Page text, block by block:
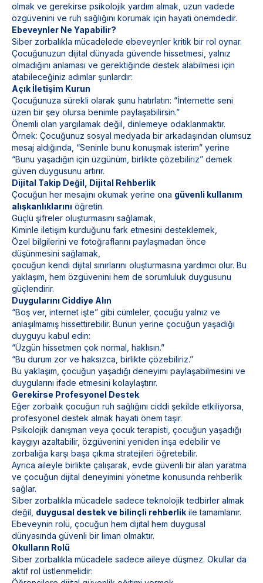
olmak ve gerekirse psikolojik yardım almak, uzun vadede
özgüvenini ve ruh sağlığını korumak için hayati önemdedir.
Ebeveynler Ne Yapabilir?
Siber zorbalıkla mücadelede ebeveynler kritik bir rol oynar.
Çocuğunuzun dijital dünyada güvende hissetmesi, yalnız
olmadığını anlaması ve gerektiğinde destek alabilmesi için
atabileceğiniz adımlar şunlardır:
Açık İletişim Kurun
Çocuğunuza sürekli olarak şunu hatırlatın: “İnternette seni
üzen bir şey olursa benimle paylaşabilirsin.”
Önemli olan yargılamak değil, dinlemeye odaklanmaktır.
Örnek: Çocuğunuz sosyal medyada bir arkadaşından olumsuz
mesaj aldığında, “Seninle bunu konuşmak isterim” yerine
“Bunu yaşadığın için üzgünüm, birlikte çözebiliriz” demek
güven duygusunu artırır.
Dijital Takip Değil, Dijital Rehberlik
Çocuğun her mesajını okumak yerine ona güvenli kullanım
alışkanlıklarını öğretin.
Güçlü şifreler oluşturmasını sağlamak,
Kiminle iletişim kurduğunu fark etmesini desteklemek,
Özel bilgilerini ve fotoğraflarını paylaşmadan önce
düşünmesini sağlamak,
çocuğun kendi dijital sınırlarını oluşturmasına yardımcı olur. Bu
yaklaşım, hem özgüvenini hem de sorumluluk duygusunu
güçlendirir.
Duygularını Ciddiye Alın
“Boş ver, internet işte” gibi cümleler, çocuğu yalnız ve
anlaşılmamış hissettirebilir. Bunun yerine çocuğun yaşadığı
duyguyu kabul edin:
“Üzgün hissetmen çok normal, haklısın.”
“Bu durum zor ve haksızca, birlikte çözebiliriz.”
Bu yaklaşım, çocuğun yaşadığı deneyimi paylaşabilmesini ve
duygularını ifade etmesini kolaylaştırır.
Gerekirse Profesyonel Destek
Eğer zorbalık çocuğun ruh sağlığını ciddi şekilde etkiliyorsa,
profesyonel destek almak hayati önem taşır.
Psikolojik danışman veya çocuk terapisti, çocuğun yaşadığı
kaygıyı azaltabilir, özgüvenini yeniden inşa edebilir ve
zorbalığa karşı başa çıkma stratejileri öğretebilir.
Ayrıca aileyle birlikte çalışarak, evde güvenli bir alan yaratma
ve çocuğun dijital deneyimini yönetme konusunda rehberlik
sağlar.
Siber zorbalıkla mücadele sadece teknolojik tedbirler almak
değil, duygusal destek ve bilinçli rehberlik ile tamamlanır.
Ebeveynin rolü, çocuğun hem dijital hem duygusal
dünyasında güvenli bir liman olmaktır.
Okulların Rolü
Siber zorbalıkla mücadele sadece aileye düşmez. Okullar da
aktif rol üstlenmelidir: